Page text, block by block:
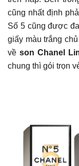
cũng nhất định
Số 5 cũng được
giấy màu trắng
về son Chanel
chung thì gói trọn